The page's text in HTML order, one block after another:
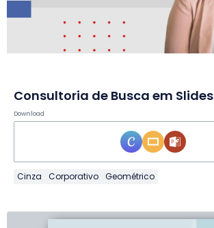
Consultoria de Busca em Slides
Download
Cinza Corporativo Geométrico